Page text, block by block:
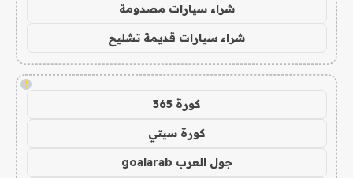
شراء سيارات مصدومة
شراء سيارات قديمة تشليح
!
كورة 365
كورة سيتي
جول العرب goalarab